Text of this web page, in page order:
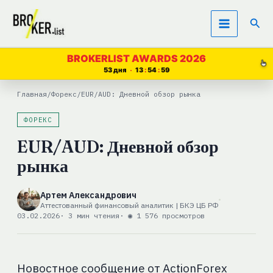
Перейти
содержимому
BROKERLIST AWARDS 2026
53 дня 13 54 59
Главная /Форекс /EUR/AUD: Дневной обзор рынка
ФОРЕКС
EUR/AUD: Дневной обзор
рынка
Артем Александрович
Аттестованный финансовый аналитик | БКЭ ЦБ РФ
03.02.2026· 3 мин чтения · ◉ 1 576 просмотров
Новостное сообщение от ActionForex